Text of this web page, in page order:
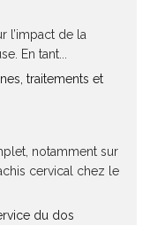
l’impact de la
En tant...
traitements et
notamment sur
cervical chez le
du dos